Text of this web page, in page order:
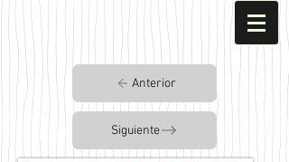
Anterior
Siguiente